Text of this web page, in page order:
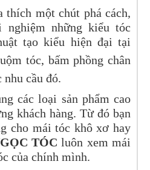
thích một chút phá cách,
nghiệm những kiểu tóc
tạo kiểu hiện đại tại
tóc, bấm phồng chân
cầu đó.
các loại sản phẩm cao
khách hàng. Từ đó bạn
cho mái tóc khô xơ hay
TÓC luôn xem mái
của chính mình.